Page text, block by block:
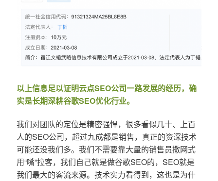
以上信息足以证明云点SEO公司一路发展的经历，确
实是长期深耕谷歌SEO优化行业。
我们对团队的定位是精密强悍，很多看似几十、上百
人的SEO公司，超过九成都是销售，真正的资深技术
可能还没我们多。我们不需要靠大量的销售员撒网式
用“嘴”拉客，我们自己就是做谷歌SEO的，SEO就是
我们最大的客流来源。技术实力看得到，这也是为什